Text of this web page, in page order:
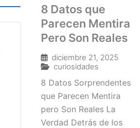
8 Datos que
Parecen Mentira
Pero Son Reales
diciembre 21, 2025
curiosidades
8 Datos Sorprendentes
que Parecen Mentira
pero Son Reales La
Verdad Detrás de los